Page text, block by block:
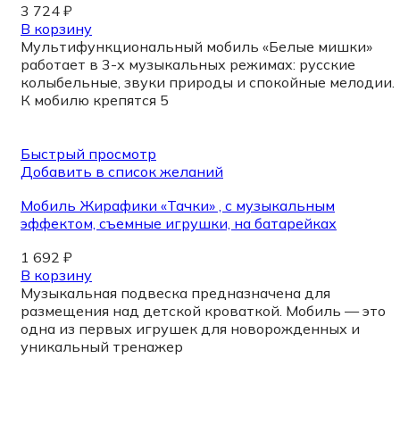
3 724 ₽
В корзину
Мультифункциональный мобиль «Белые мишки»
работает в 3-х музыкальных режимах: русские
колыбельные, звуки природы и спокойные мелодии.
К мобилю крепятся 5
Быстрый просмотр
Добавить в список желаний
Мобиль Жирафики «Тачки» , с музыкальным
эффектом, съемные игрушки, на батарейках
1 692 ₽
В корзину
Музыкальная подвеска предназначена для
размещения над детской кроваткой. Мобиль — это
одна из первых игрушек для новорожденных и
уникальный тренажер